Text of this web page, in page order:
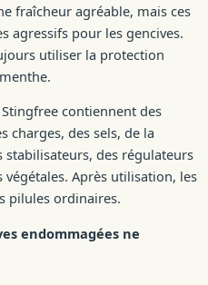
fraîcheur agréable, mais ces
agressifs pour les gencives.
utiliser la protection
contiennent des
charges, des sels, de la
stabilisateurs, des régulateurs
Après utilisation, les
pilules ordinaires.
endommagées ne